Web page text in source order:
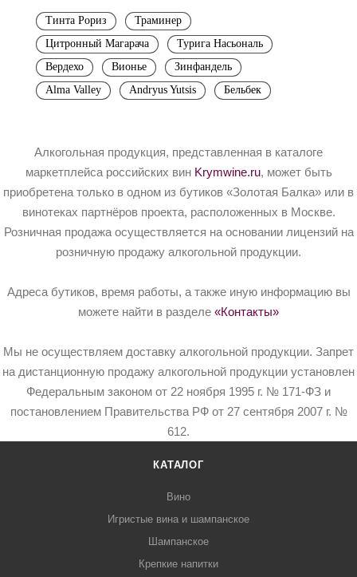
Тинта Рориз
Траминер
Цитронный Магарача
Турига Насьональ
Вердехо
Вионье
Зинфандель
Alma Valley
Andryus Yutsis Бельбек
Алкогольная продукция, представленная в каталоге
маркетплейса российских вин Krymwine.ru, может быть
приобретена только в одном из бутиков «Золотая Балка» или в
винотеках партнёров проекта, расположенных в Москве.
Розничная продажа осуществляется на основании лицензий на
розничную продажу алкогольной продукции.
Адреса бутиков, время работы, а также иную информацию вы
можете найти в разделе «Контакты»
Мы не осуществляем доставку алкогольной продукции. Запрет
на дистанционную продажу алкогольной продукции установлен
Федеральным законом от 22 ноября 1995 г. № 171-ФЗ и
постановлением Правительства РФ от 27 сентября 2007 г. №
612.
КАТАЛОГ
Вино
Игристые вина и шампанское
Шампанское
Крепкие напитки